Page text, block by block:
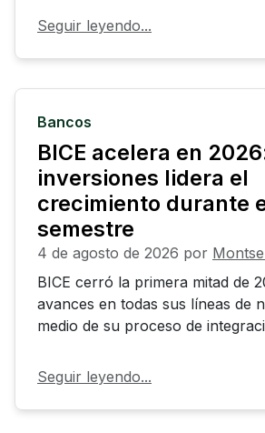
Seguir leyendo...
Bancos
BICE acelera en
inversiones lidera el
crecimiento durante
semestre
4 de agosto de 2026 por
BICE cerró la primera mitad de
avances en todas sus líneas de
medio de su proceso de
Seguir leyendo...